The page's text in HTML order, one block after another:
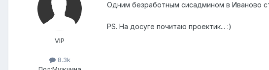
VIP
8.3k
Одним безработным сисадмином в Иваново
PS. На досуге почитаю проектик... :)